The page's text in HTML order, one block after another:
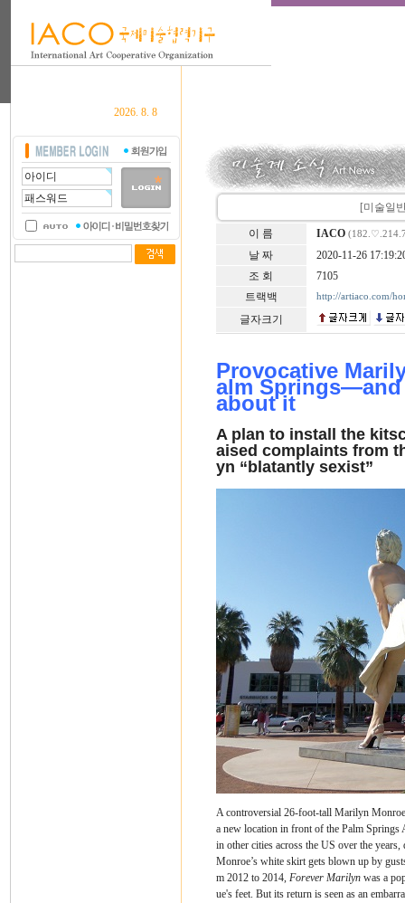
2026. 8. 8
[미술일
이 름 IACO
날 짜
2020-11-26
조 회
7105
트랙백
http://artiaco.com/
글자크기
Provocative
alm Springs—and
about it
A plan to install the
aised complaints from
yn “blatantly sexist”
A controversial 26-foot-tall Marilyn
a new location in front of the Palm
in other cities across the US over the
Monroe’s white skirt gets blown up by
m 2012 to 2014, Forever Marilynwas a
ue's feet. But its return is seen as an